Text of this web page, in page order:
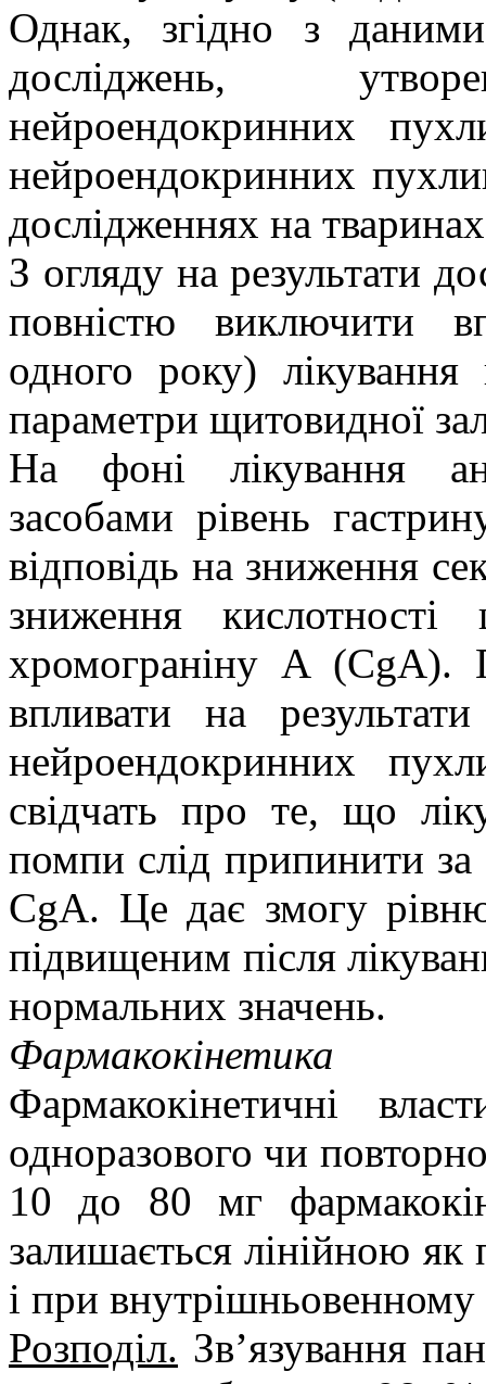
Однак, згідно з
досліджень,
нейроендокринних
нейроендокринних
дослідженнях на
З огляду на результати
повністю виключити
одного року)
параметри щитовидної
На фоні лікування
засобами рівень
відповідь на зниження
зниження кислотності
хромограніну А (CgA).
впливати на
нейроендокринних
свідчать про те, що
помпи слід припинити
CgA. Це дає змогу
підвищеним після
нормальних значень.
Фармакокінетика
Фармакокінетичні
одноразового чи
10 до 80 мг
залишається лінійною
і при внутрішньовенному
Розподіл. Зв’язування